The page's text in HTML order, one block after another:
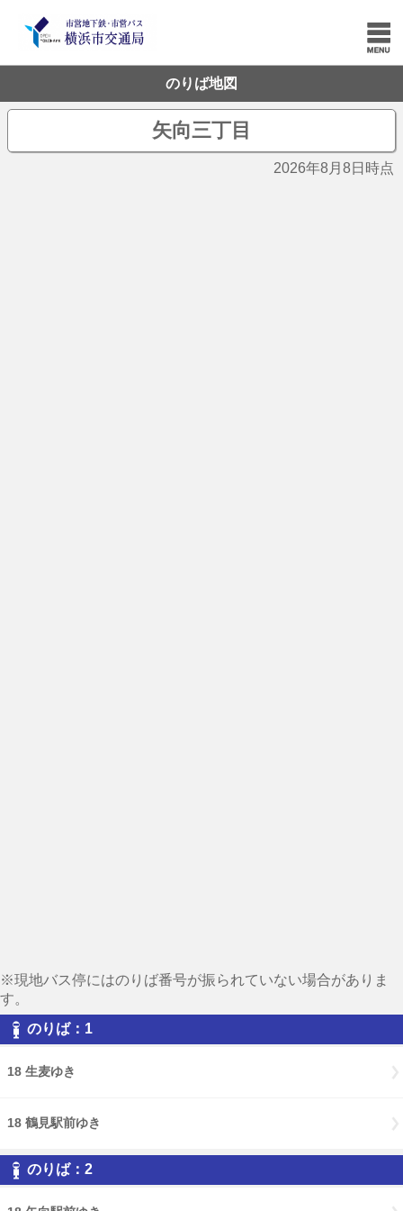
のりば地図
矢向三丁目
2026年8月8日時点
※現地バス停にはのりば番号が振られていない場合がありま
す。
のりば：1
18 生麦ゆき
18 鶴見駅前ゆき
のりば：2